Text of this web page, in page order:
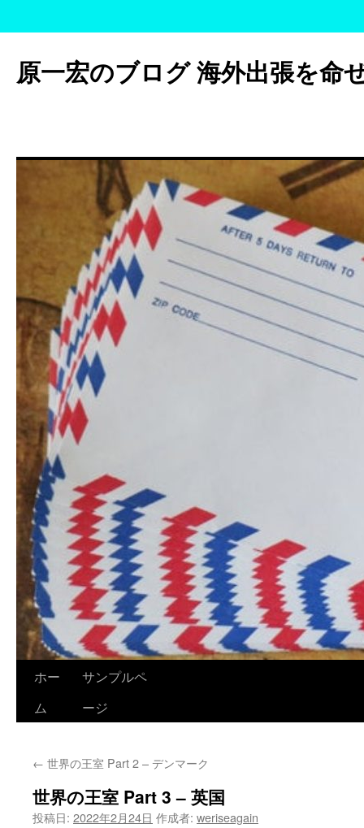
テ
ン
ッ
原一宏のブログ 海外出張を命
ホー
ム
サンプルペ
ージ
← 世界の王室 Part 2 – デンマーク
世界の王室 Part 3 – 英国
投稿日: 2022年2月24日 作成者: weriseagain